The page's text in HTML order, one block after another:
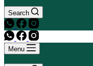
Search
Menu